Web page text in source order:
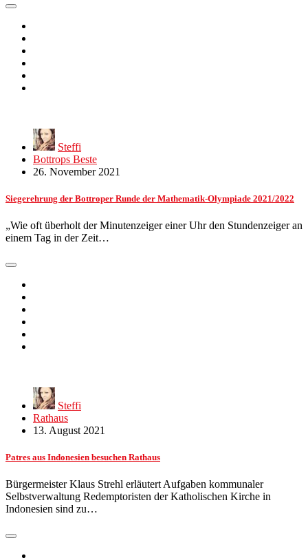
Steffi
Bottrops Beste
26. November 2021
Siegerehrung der Bottroper Runde der Mathematik-Olympiade 2021/2022
„Wie oft überholt der Minutenzeiger einer Uhr den Stundenzeiger an
einem Tag in der Zeit…
Steffi
Rathaus
13. August 2021
Patres aus Indonesien besuchen Rathaus
Bürgermeister Klaus Strehl erläutert Aufgaben kommunaler
Selbstverwaltung Redemptoristen der Katholischen Kirche in
Indonesien sind zu…